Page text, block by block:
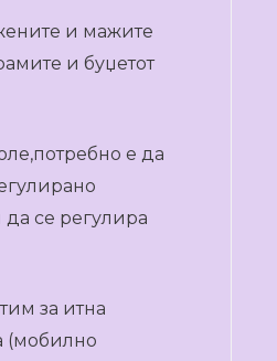
и мажите
и буџетот
е да
се регулира
за итна
(мобилно